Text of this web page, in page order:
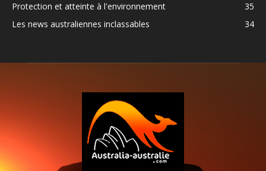
Protection et atteinte à l'environnement
35
Les news australiennes inclassables
34